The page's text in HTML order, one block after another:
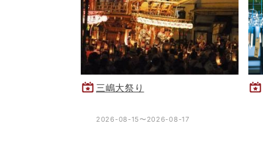
三嶋大祭り
2026-08-15〜2026-08-17